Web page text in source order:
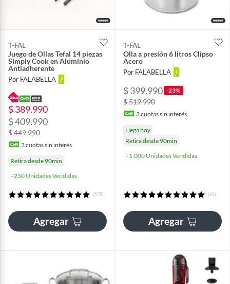
T-FAL
Juego de Ollas Tefal 14 piezas
Simply Cook en Aluminio
Antiadherente
Por FALABELLA
$ 389.990
$ 409.990
$ 449.990
3cuotas sin interés
Retira desde 90min
+250 Unidades Vendidas
(578)
Agregar
T-FAL
Olla a presión 6 litros Clipso
Acero
Por FALABELLA
$ 399.990 -23%
$ 519.990
3cuotas sin interés
Llega hoy
Retira desde 90min
+1.000 Unidades Vendidas
(62)
Agregar